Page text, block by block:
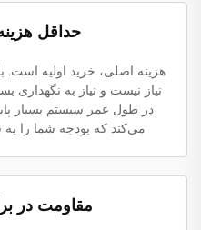
حداقل
هزینه اصلی، خرید اولیه است.
نیاز نیست و نیاز به نگهداری
در طول عمر سیستم بسیار
می‌کند که بودجه شما را به
مقاومت در